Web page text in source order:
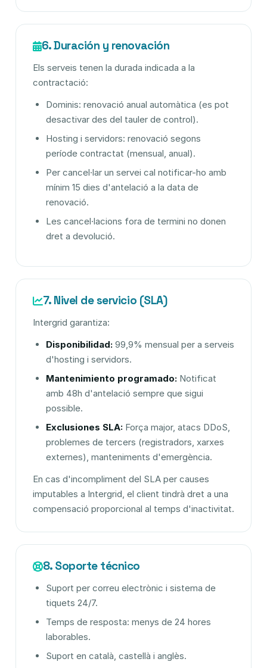
6. Duración y renovación
Els serveis tenen la durada indicada a la
contractació:
Dominis: renovació anual automàtica (es pot
desactivar des del tauler de control).
Hosting i servidors: renovació segons
període contractat (mensual, anual).
Per cancel·lar un servei cal notificar-ho amb
mínim 15 dies d'antelació a la data de
renovació.
Les cancel·lacions fora de termini no donen
dret a devolució.
7. Nivel de servicio (SLA)
Intergrid garantiza:
Disponibilidad: 99,9% mensual per a serveis
d'hosting i servidors.
Mantenimiento programado: Notificat
amb 48h d'antelació sempre que sigui
possible.
Exclusiones SLA: Força major, atacs DDoS,
problemes de tercers (registradors, xarxes
externes), manteniments d'emergència.
En cas d'incompliment del SLA per causes
imputables a Intergrid, el client tindrà dret a una
compensació proporcional al temps d'inactivitat.
8. Soporte técnico
Suport per correu electrònic i sistema de
tiquets 24/7.
Temps de resposta: menys de 24 hores
laborables.
Suport en català, castellà i anglès.